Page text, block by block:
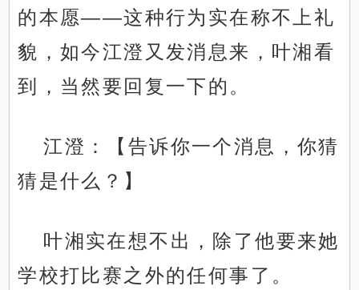
的本愿——这种行为实在称不上礼
貌，如今江澄又发消息来，叶湘看
到，当然要回复一下的。
江澄：【告诉你一个消息，你猜
猜是什么？】
叶湘实在想不出，除了他要来她
学校打比赛之外的任何事了。